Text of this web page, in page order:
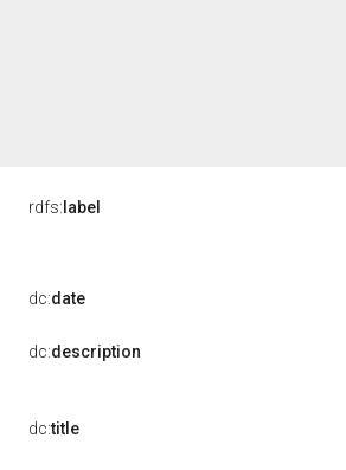
rdfs: label
dc:date
dc:description
dc:title